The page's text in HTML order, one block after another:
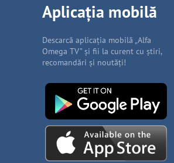
Aplicația mobilă
Descarcă aplicația mobilă „Alfa
Omega TV” și fii la curent cu știri,
recomandări și noutăți!